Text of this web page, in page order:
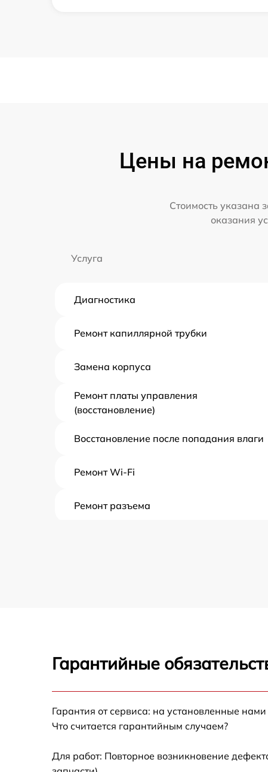
Цены на
Стоимость указана
оказания
Услуга
Диагностика
Ремонт капиллярной трубки
Замена корпуса
Ремонт платы управления
(восстановление)
Восстановление после попадания влаги
Ремонт Wi-Fi
Ремонт разъема
Замена процессора
Замена аккумулятора
Гарантийные
Гарантия от сервиса: на установленные
Что считается гарантийным случаем?
Для работ: Повторное возникновение